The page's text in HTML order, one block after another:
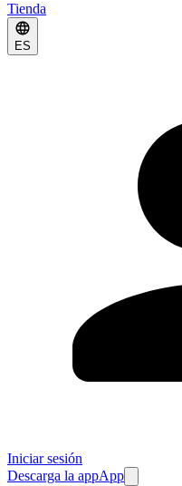
Tienda
ES
Iniciar sesión
Descarga la appApp